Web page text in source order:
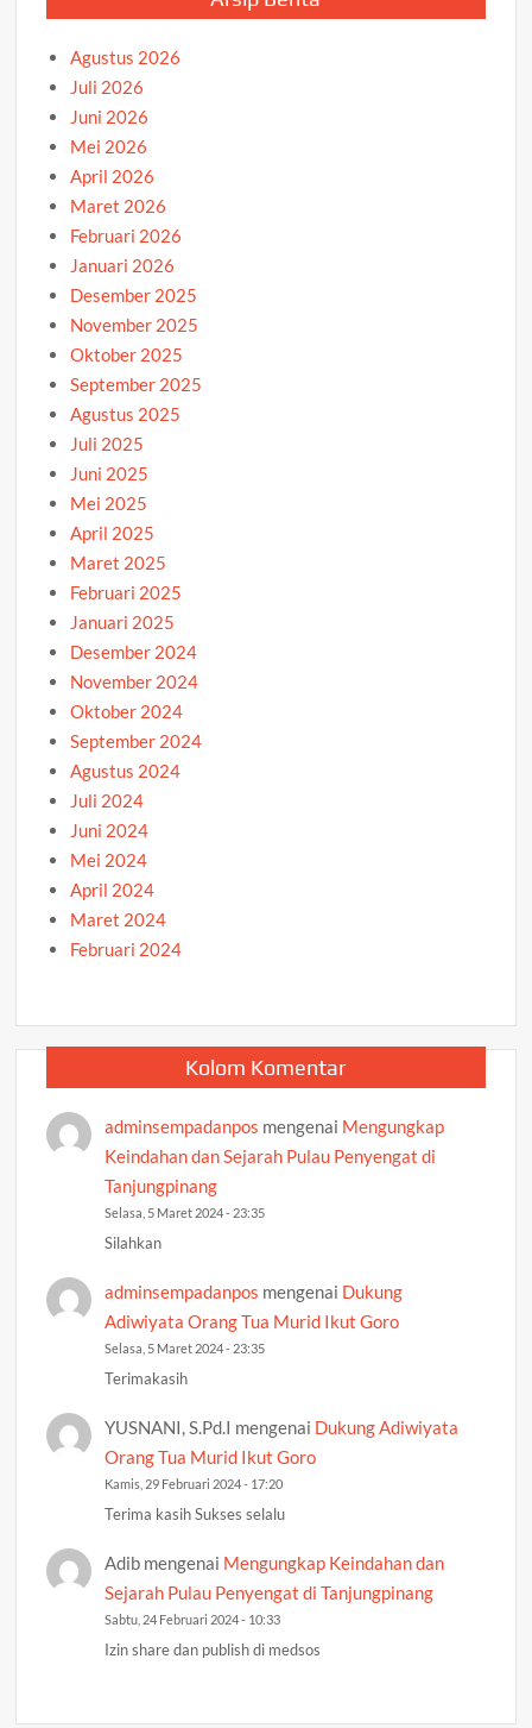
Agustus 2026
Juli 2026
Juni 2026
Mei 2026
April 2026
Maret 2026
Februari 2026
Januari 2026
Desember 2025
November 2025
Oktober 2025
September 2025
Agustus 2025
Juli 2025
Juni 2025
Mei 2025
April 2025
Maret 2025
Februari 2025
Januari 2025
Desember 2024
November 2024
Oktober 2024
September 2024
Agustus 2024
Juli 2024
Juni 2024
Mei 2024
April 2024
Maret 2024
Februari 2024
Kolom Komentar
adminsempadanpos mengenai Mengungkap
Keindahan dan Sejarah Pulau Penyengat di
Tanjungpinang
Selasa, 5 Maret 2024 - 23:35
Silahkan
adminsempadanpos mengenai Dukung
Adiwiyata Orang Tua Murid Ikut Goro
Selasa, 5 Maret 2024 - 23:35
Terimakasih
YUSNANI, S.Pd.I mengenai Dukung Adiwiyata
Orang Tua Murid Ikut Goro
Kamis, 29 Februari 2024 - 17:20
Terima kasih Sukses selalu
Adib mengenai Mengungkap Keindahan dan
Sejarah Pulau Penyengat di Tanjungpinang
Sabtu, 24 Februari 2024 - 10:33
Izin share dan publish di medsos